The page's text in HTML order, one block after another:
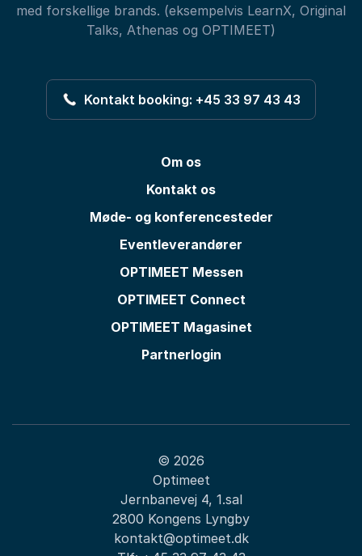
med forskellige brands. (eksempelvis LearnX, Original
Talks, Athenas og OPTIMEET)
Kontakt booking: +45 33 97 43 43
Om os
Kontakt os
Møde- og konferencesteder
Eventleverandører
OPTIMEET Messen
OPTIMEET Connect
OPTIMEET Magasinet
Partnerlogin
© 2026
Optimeet
Jernbanevej 4, 1.sal
2800 Kongens Lyngby
kontakt@optimeet.dk